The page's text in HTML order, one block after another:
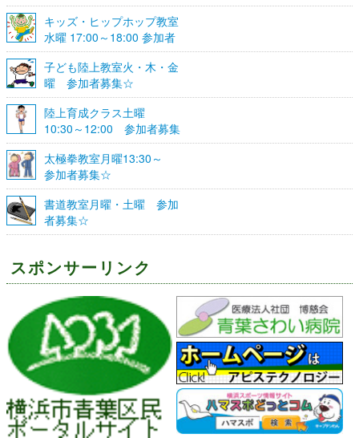
キッズ・ヒップホップ教室
水曜 17:00～18:00 参加者
募集☆
子ども陸上教室火・木・金
曜 参加者募集☆
陸上育成クラス土曜
10:30～12:00 参加者募集
☆
太極拳教室月曜13:30～
参加者募集☆
書道教室月曜・土曜 参加
者募集☆
スポンサーリンク